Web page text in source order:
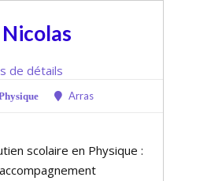
Nicolas
de détails
Arras
scolaire en Physique :